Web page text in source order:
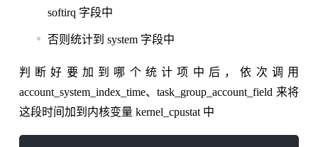
softirq 字段中
否则统计到 system 字段中
判断好要加到哪个统计项中后，依次调用
account_system_index_time、task_group_account_field 来将
这段时间加到内核变量 kernel_cpustat 中